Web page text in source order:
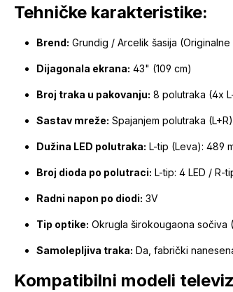
Tehničke karakteristike:
Brend: Grundig / Arcelik šasija
Dijagonala ekrana: 43" (109 cm)
Broj traka u pakovanju: 8 polutraka (4x
Sastav mreže: Spajanjem polutraka
Dužina LED polutraka: L-tip (Leva): 489
Broj dioda po polutraci: L-tip: 4 LED / R-
Radni napon po diodi: 3V
Tip optike: Okrugla širokougaona sočiva
Samolepljiva traka: Da, fabrički
Kompatibilni modeli